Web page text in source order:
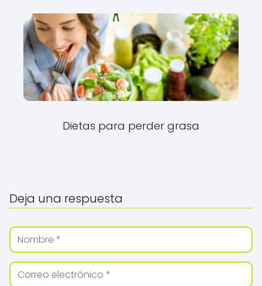
Dietas para perder grasa
Deja una respuesta